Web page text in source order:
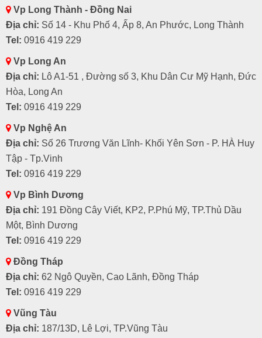
Vp Long Thành - Đồng Nai
Địa chỉ: Số 14 - Khu Phố 4, Ấp 8, An Phước, Long Thành
Tel: 0916 419 229
Vp Long An
Địa chỉ: Lô A1-51 , Đường số 3, Khu Dân Cư Mỹ Hạnh, Đức
Hòa, Long An
Tel: 0916 419 229
Vp Nghệ An
Địa chỉ: Số 26 Trương Văn Lĩnh- Khối Yên Sơn - P. HÀ Huy
Tập - Tp.Vinh
Tel: 0916 419 229
Vp Bình Dương
Địa chỉ: 191 Đồng Cây Viết, KP2, P.Phú Mỹ, TP.Thủ Dầu
Một, Bình Dương
Tel: 0916 419 229
Đồng Tháp
Địa chỉ: 62 Ngô Quyền, Cao Lãnh, Đồng Tháp
Tel: 0916 419 229
Vũng Tàu
Địa chỉ: 187/13D, Lê Lợi, TP.Vũng Tàu